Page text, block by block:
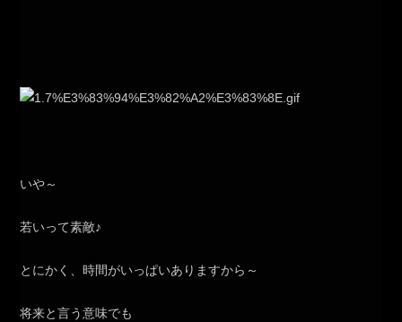
いや～
若いって素敵♪
とにかく、時間がいっぱいありますから～
将来と言う意味でも